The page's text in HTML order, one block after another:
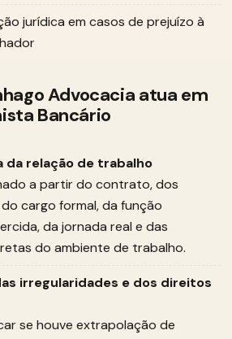
jurídica em casos de prejuízo à
Advocacia atua em
Bancário
da relação de trabalho
a partir do contrato, dos
cargo formal, da função
da jornada real e das
do ambiente de trabalho.
irregularidades e dos direitos
se houve extrapolação de